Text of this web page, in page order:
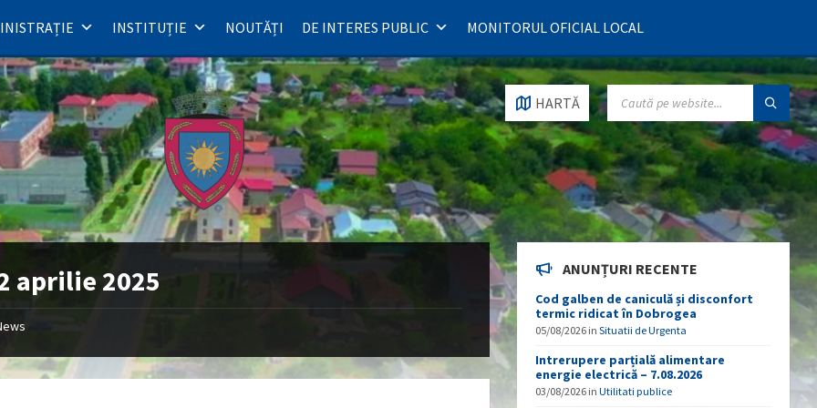
INSTITUȚIE NOUTĂȚI DE INTERES PUBLIC MONITORUL OFICIAL LOCAL
HARTĂ
SEARCH:
aprilie 2025 ANUNȚURI RECENTE
Cod galben de caniculă și disconfort
termic ridicat în Dobrogea
05/08/2026 inSituatii de Urgenta
Intrerupere parțială alimentare
energie electrică – 7.08.2026
03/08/2026 inUtilitati publice